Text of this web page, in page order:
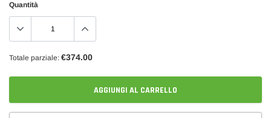
Quantità
Totale parziale: €374.00
AGGIUNGI AL CARRELLO